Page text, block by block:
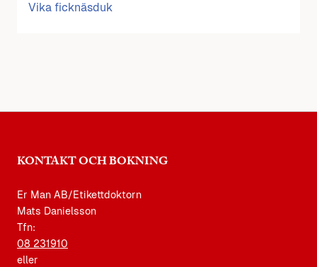
Vika ficknäsduk
KONTAKT OCH BOKNING
Er Man AB/Etikettdoktorn
Mats Danielsson
Tfn:
08 231910
eller